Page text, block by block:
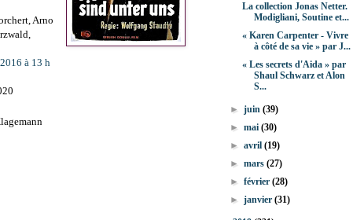
Arno
à 13 h
La collection Jonas Netter.
Modigliani, Soutine et...
« Karen Carpenter - Vivre
à côté de sa vie » par J...
« Les secrets d'Aida » par
Shaul Schwarz et Alon
S...
►juin(39)
►mai(30)
►avril(19)
►mars(27)
►février(28)
►janvier(31)